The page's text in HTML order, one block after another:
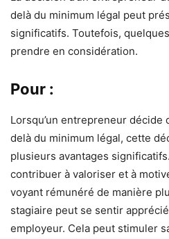
delà du minimum légal peut
significatifs. Toutefois,
prendre en considération.
Pour :
Lorsqu’un entrepreneur
delà du minimum légal, cette
plusieurs avantages
contribuer à valoriser et à
voyant rémunéré de manière
stagiaire peut se sentir
employeur. Cela peut stimuler